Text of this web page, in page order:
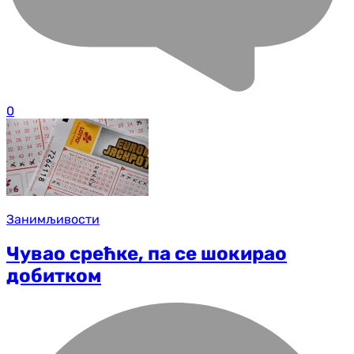
0
Занимљивости
Чувао срећке, па се шокирао
добитком